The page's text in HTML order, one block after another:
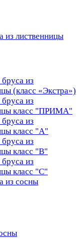
из лиственницы
из
(класс «Экстра»)
из
класс "ПРИМА"
из
класс "А"
из
класс "B"
из
класс "C"
из сосны